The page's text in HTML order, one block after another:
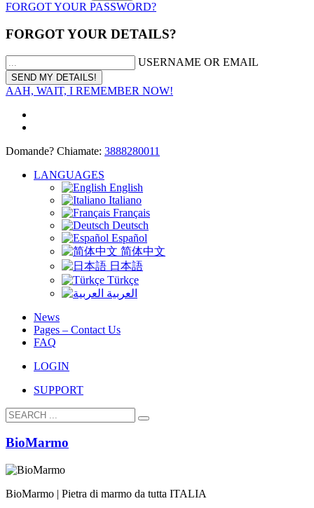
FORGOT YOUR PASSWORD?
FORGOT YOUR DETAILS?
USERNAME OR EMAIL
AAH, WAIT, I REMEMBER NOW!
Domande? Chiamate: 3888280011
LANGUAGES
English
Italiano
Français
Deutsch
Español
简体中文
日本語
Türkçe
العربية
News
Pages – Contact Us
FAQ
LOGIN
SUPPORT
BioMarmo
BioMarmo | Pietra di marmo da tutta ITALIA